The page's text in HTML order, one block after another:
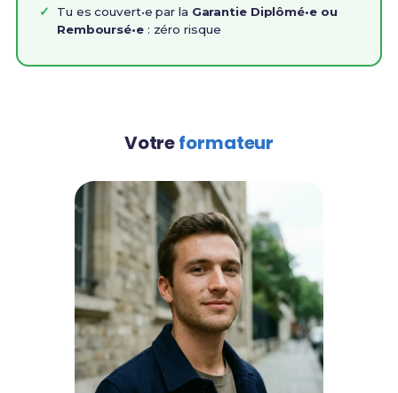
Tu es couvert•e par la Garantie Diplômé•e ou
Remboursé•e: zéro risque
Votreformateur